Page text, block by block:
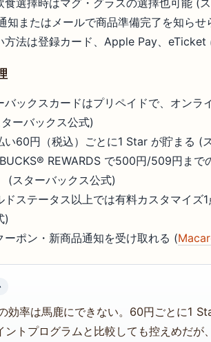
知またはメールで商品準備完了を知ら
方法は登録カード、Apple Pay、eTicket
バックスカードはプリペイドで、オン
ーバックス公式)
い60円（税込）ごとに1 Star が貯まる (
REWARDS で500円/509円ま
(スターバックス公式)
ドステータス以上では有料カスタマイ
)
ーポン・新商品通知を受け取れる (
効率は馬鹿にできない。60円ごとに1
ントプログラムと比較しても控えめだが